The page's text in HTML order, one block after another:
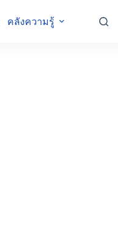
คลังความรู้